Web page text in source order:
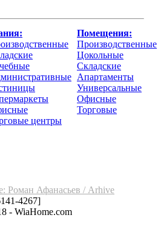
центры
Помещения:
Производственные
Цокольные
Складские
Апартаменты
Универсальные
Офисные
Торговые
Роман Афанасьев / Arhive
4267]
- WiaHome.com